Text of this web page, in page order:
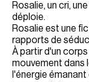
Rosalie, un cri,
déploie.
Rosalie est une
rapports de
À partir d'un
mouvement dans
l'énergie